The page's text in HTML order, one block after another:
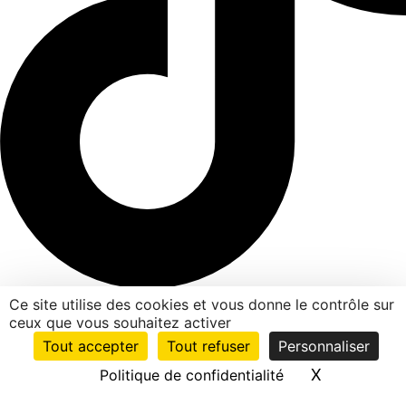
© Agence SW2026 pour Domus. Tous droits réservés.
Mentions légales
Politique de confidentialité
Ce site utilise des cookies et vous donne le contrôle sur
ceux que vous souhaitez activer
Tout accepter
Tout refuser
Personnaliser
Politique de confidentialité
X